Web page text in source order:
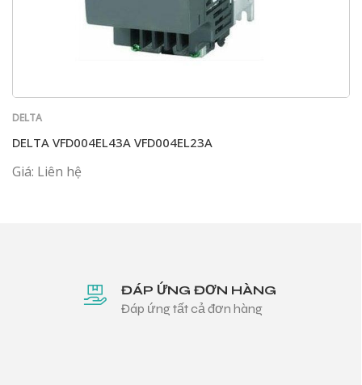
DELTA
DELTA VFD004EL43A VFD004EL23A
Giá: Liên hệ
ĐÁP ỨNG ĐƠN HÀNG
Đáp ứng tất cả đơn hàng